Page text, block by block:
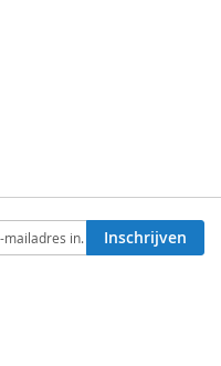
Inschrijven